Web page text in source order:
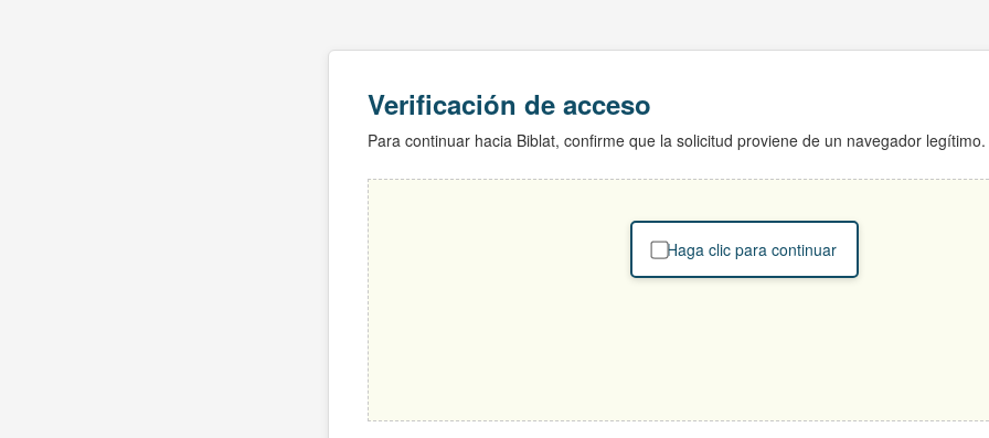
Verificación de acceso
Para continuar hacia Biblat, confirme que la solicitud proviene de un navegador legítimo.
Haga clic para continuar